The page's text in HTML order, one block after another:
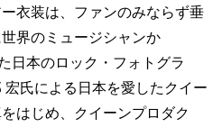
衣装は、ファンのみならず垂
界のミュージシャンか
日本のロック・フォトグラ
氏による日本を愛したクイー
はじめ、クイーンプロダク